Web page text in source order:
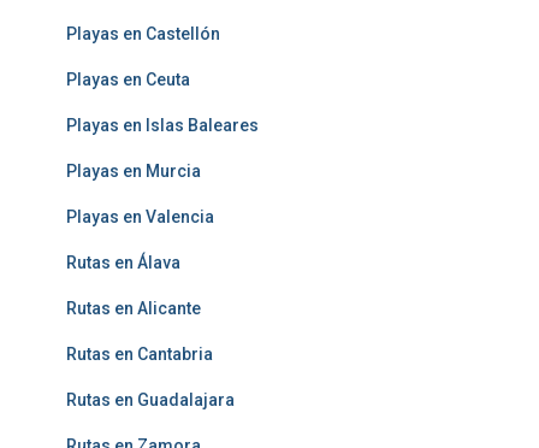
Playas en Castellón
Playas en Ceuta
Playas en Islas Baleares
Playas en Murcia
Playas en Valencia
Rutas en Álava
Rutas en Alicante
Rutas en Cantabria
Rutas en Guadalajara